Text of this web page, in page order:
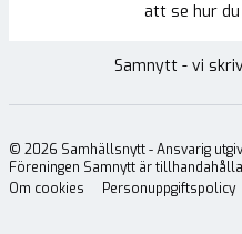
att se hur
Samnytt - vi
© 2026 Samhällsnytt - Ansvarig
Föreningen Samnytt är
Om cookies
Personuppgiftspolicy